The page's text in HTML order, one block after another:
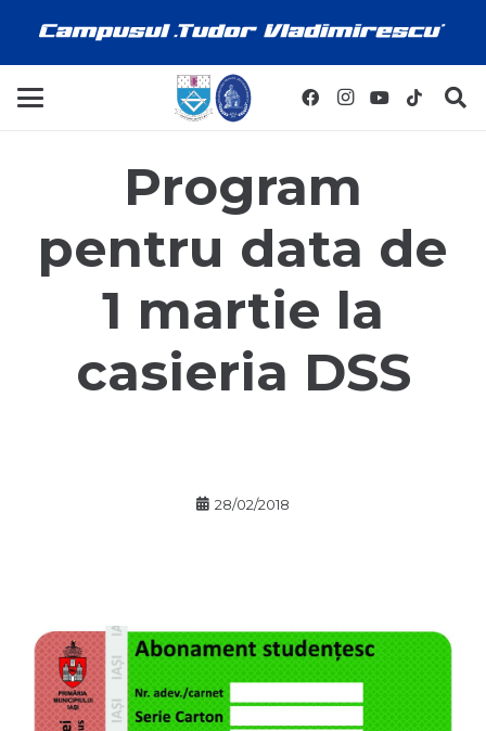
Program
pentru data de
1 martie la
casieria DSS
28/02/2018